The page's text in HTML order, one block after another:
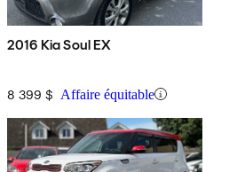
2016 Kia Soul EX
8 399 $ Affaire équitable